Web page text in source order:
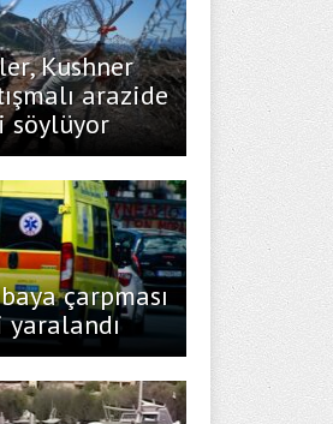
Kushner
arazide
çarpması